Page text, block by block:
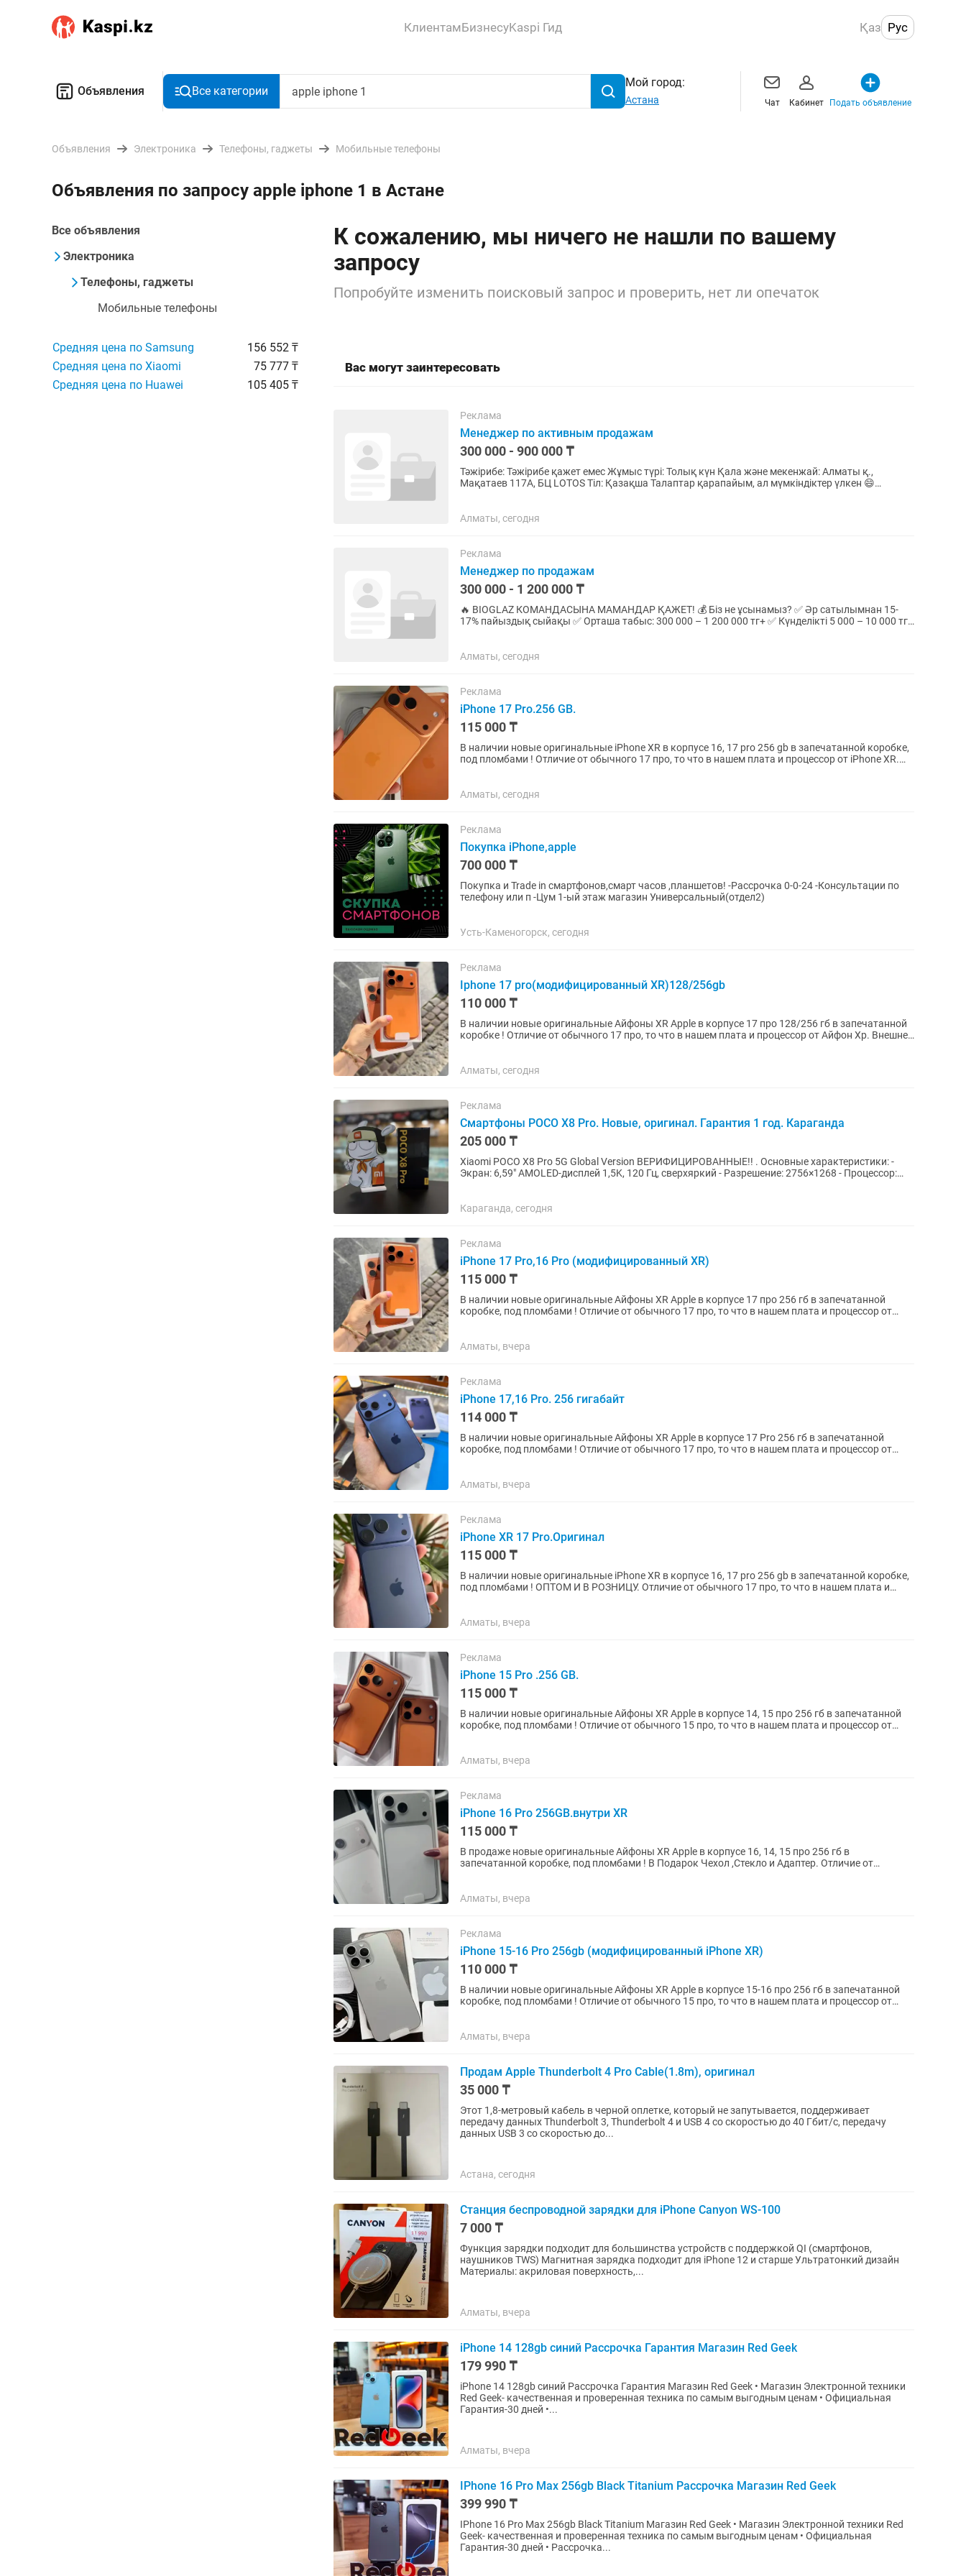
КлиентамБизнесуKaspi Гид Қаз Рус
Объявления Все категории
Мой город:
Астана Чат Кабинет Подать объявление
Объявления Электроника Телефоны, гаджеты Мобильные телефоны
Объявления по запросу apple iphone 1 в Астане
Все объявления
Электроника
Телефоны, гаджеты
Мобильные телефоны
Средняя цена по Samsung
156 552 ₸
Средняя цена по Xiaomi
75 777 ₸
Средняя цена по Huawei
105 405 ₸
К сожалению, мы ничего не нашли по вашему
запросу
Попробуйте изменить поисковый запрос и проверить, нет ли опечаток
Вас могут заинтересовать
Реклама
Менеджер по активным продажам
300 000 - 900 000 ₸
Тәжірибе: Тәжірибе қажет емес Жұмыс түрі: Толық күн Қала және мекенжай: Алматы қ.,
Мақатаев 117А, БЦ LOTOS Тіл: Қазақша Талаптар қарапайым, ал мүмкіндіктер үлкен 😄
Алматы, сегодня
Реклама
Менеджер по продажам
300 000 - 1 200 000 ₸
🔥 BIOGLAZ КОМАНДАСЫНА МАМАНДАР ҚАЖЕТ! 💰 Біз не ұсынамыз? ✅ Әр сатылымнан 15-
17% пайыздық сыйақы ✅ Орташа табыс: 300 000 – 1 200 000 тг+ ✅ Күнделікті 5 000 – 10 000 тг
Алматы, сегодня
Реклама
iPhone 17 Pro.256 GB.
115 000 ₸
В наличии новые оригинальные iPhone XR в корпусе 16, 17 pro 256 gb в запечатанной коробке,
под пломбами ! Отличие от обычного 17 про, то что в нашем плата и процессор от iPhone XR.
Алматы, сегодня
Реклама
Покупка iPhone,apple
700 000 ₸
Покупка и Trade in смартфонов,смарт часов ,планшетов! -Рассрочка 0-0-24 -Консультации по
телефону или п -Цум 1-ый этаж магазин Универсальный(отдел2)
Усть-Каменогорск, сегодня
Реклама
Iphone 17 pro(модифицированный XR)128/256gb
110 000 ₸
В наличии новые оригинальные Айфоны XR Apple в корпусе 17 про 128/256 гб в запечатанной
коробке ! Отличие от обычного 17 про, то что в нашем плата и процессор от Айфон Хр. Внешнее
Алматы, сегодня
Реклама
Смартфоны POCO X8 Pro. Новые, оригинал. Гарантия 1 год. Караганда
205 000 ₸
Xiaomi POCO X8 Pro 5G Global Version ВЕРИФИЦИРОВАННЫЕ!! . Основные характеристики: -
Экран: 6,59" AMOLED-дисплей 1,5K, 120 Гц, сверхяркий - Разрешение: 2756×1268 - Процессор:
Караганда, сегодня
Реклама
iPhone 17 Pro,16 Pro (модифицированный XR)
115 000 ₸
В наличии новые оригинальные Айфоны XR Apple в корпусе 17 про 256 гб в запечатанной
коробке, под пломбами ! Отличие от обычного 17 про, то что в нашем плата и процессор от
Алматы, вчера
Реклама
iPhone 17,16 Pro. 256 гигабайт
114 000 ₸
В наличии новые оригинальные Айфоны XR Apple в корпусе 17 Pro 256 гб в запечатанной
коробке, под пломбами ! Отличие от обычного 17 про, то что в нашем плата и процессор от
Алматы, вчера
Реклама
iPhone XR 17 Pro.Оригинал
115 000 ₸
В наличии новые оригинальные iPhone XR в корпусе 16, 17 pro 256 gb в запечатанной коробке,
под пломбами ! ОПТОМ И В РОЗНИЦУ. Отличие от обычного 17 про, то что в нашем плата и
Алматы, вчера
Реклама
iPhone 15 Pro .256 GB.
115 000 ₸
В наличии новые оригинальные Айфоны XR Apple в корпусе 14, 15 про 256 гб в запечатанной
коробке, под пломбами ! Отличие от обычного 15 про, то что в нашем плата и процессор от
Алматы, вчера
Реклама
iPhone 16 Pro 256GB.внутри XR
115 000 ₸
В продаже новые оригинальные Айфоны XR Apple в корпусе 16, 14, 15 про 256 гб в
запечатанной коробке, под пломбами ! В Подарок Чехол ,Стекло и Адаптер. Отличие от
Алматы, вчера
Реклама
iPhone 15-16 Pro 256gb (модифицированный iPhone XR)
110 000 ₸
В наличии новые оригинальные Айфоны XR Apple в корпусе 15-16 про 256 гб в запечатанной
коробке, под пломбами ! Отличие от обычного 15 про, то что в нашем плата и процессор от
Алматы, вчера
Продам Apple Thunderbolt 4 Pro Cable(1.8m), оригинал
35 000 ₸
Этот 1,8-метровый кабель в черной оплетке, который не запутывается, поддерживает
передачу данных Thunderbolt 3, Thunderbolt 4 и USB 4 со скоростью до 40 Гбит/с, передачу
данных USB 3 со скоростью до...
Астана, сегодня
Станция беспроводной зарядки для iPhone Canyon WS-100
7 000 ₸
Функция зарядки подходит для большинства устройств с поддержкой QI (смартфонов,
наушников TWS) Магнитная зарядка подходит для iPhone 12 и старше Ультратонкий дизайн
Материалы: акриловая поверхность,...
Алматы, вчера
iPhone 14 128gb синий Рассрочка Гарантия Магазин Red Geek
179 990 ₸
iPhone 14 128gb синий Рассрочка Гарантия Магазин Red Geek • Магазин Электронной техники
Red Geek- качественная и проверенная техника по самым выгодным ценам • Официальная
Гарантия-30 дней •...
Алматы, вчера
IPhone 16 Pro Max 256gb Black Titanium Рассрочка Магазин Red Geek
399 990 ₸
IPhone 16 Pro Max 256gb Black Titanium Магазин Red Geek • Магазин Электронной техники Red
Geek- качественная и проверенная техника по самым выгодным ценам • Официальная
Гарантия-30 дней • Рассрочка...